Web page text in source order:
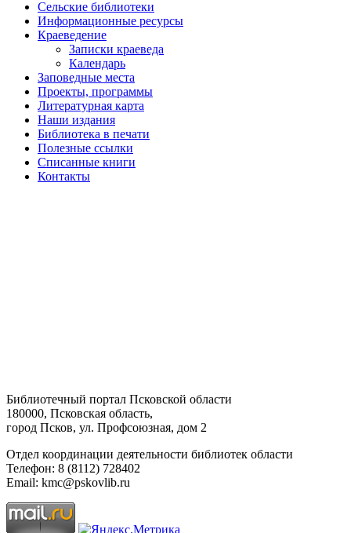
Сельские библиотеки
Информационные ресурсы
Краеведение
Записки краеведа
Календарь
Заповедные места
Проекты, программы
Литературная карта
Наши издания
Библиотека в печати
Полезные ссылки
Списанные книги
Контакты
Библиотечный портал Псковской области
180000, Псковская область,
город Псков, ул. Профсоюзная, дом 2
Отдел координации деятельности библиотек области
Телефон: 8 (8112) 728402
Email: kmc@pskovlib.ru